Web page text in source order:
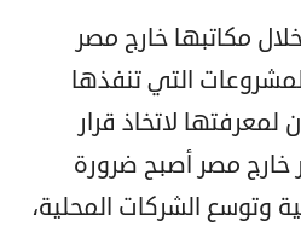
مكاتبها خارج مصر
التي تنفذها
لمعرفتها لاتخاذ قرار
خارج مصر أصبح ضرورة
وتوسع الشركات المحلية،